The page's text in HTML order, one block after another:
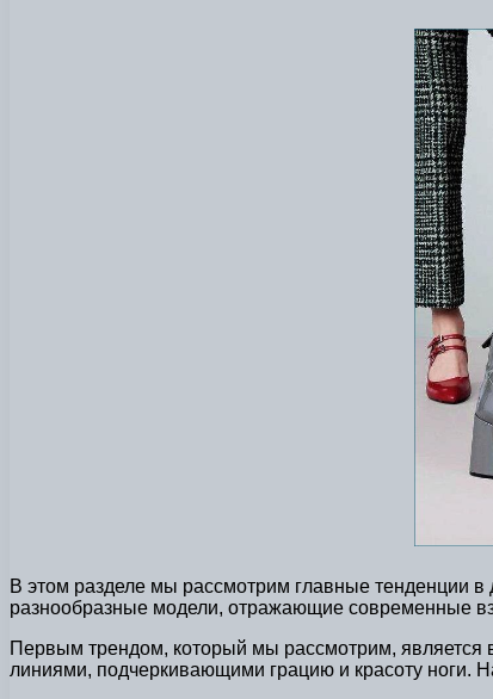
В этом разделе мы рассмотрим главные тенденции в
разнообразные модели, отражающие современные
Первым трендом, который мы рассмотрим, является
линиями, подчеркивающими грацию и красоту ноги.